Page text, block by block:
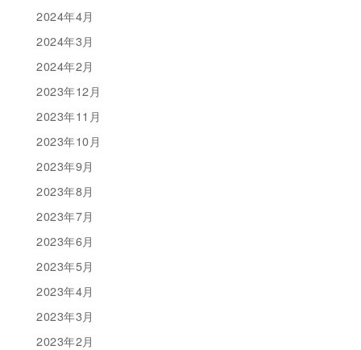
2024年4月
2024年3月
2024年2月
2023年12月
2023年11月
2023年10月
2023年9月
2023年8月
2023年7月
2023年6月
2023年5月
2023年4月
2023年3月
2023年2月